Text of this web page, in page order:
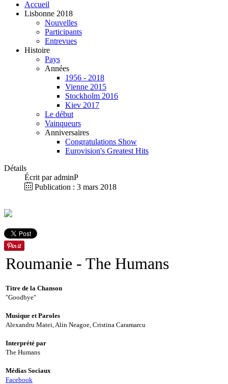
Accueil
Lisbonne 2018
Nouvelles
Participants
Entrevues
Histoire
Pays
Années
1956 - 2018
Vienne 2015
Stockholm 2016
Kiev 2017
Le début
Vainqueurs
Anniversaires
Congratulations Show
Eurovision's Greatest Hits
Détails
Écrit paradminP
Publication : 3 mars 2018
Roumanie - The Humans
Titre de la Chanson
"Goodbye"
Musique et Paroles
Alexandru Matei, Alin Neagoe, Cristina Caramarcu
Interprété par
The Humans
Médias Sociaux
Facebook